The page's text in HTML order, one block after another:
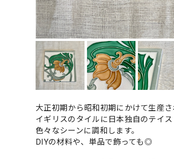
大正初期から昭和初期にかけて生産
イギリスのタイルに日本独自のテイ
色々なシーンに調和します。
DIYの材料や、単品で飾っても◎